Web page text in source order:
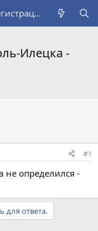
Регистрация
Илецка -
#1
не определился -
для ответа.